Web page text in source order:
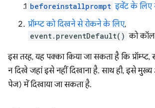
beforeinstallprompt इवेंट के लिए
प्रॉम्प्ट को दिखने से रोकने के लिए,
event.preventDefault() को
इस तरह, यह पक्का किया जा सकता है कि प्रॉम्प्ट,
न दिखे जहां इसे नहीं दिखाना है. साथ ही, इसे
पेज) में दिखाया जा सकता है.